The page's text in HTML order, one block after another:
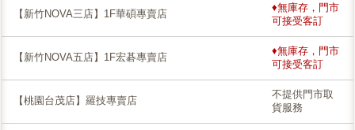
【新竹NOVA三店】1F華碩專賣店
♦無庫存，門市
可接受客訂
【新竹NOVA五店】1F宏碁專賣店
♦無庫存，門市
可接受客訂
【桃園台茂店】羅技專賣店
不提供門市取
貨服務